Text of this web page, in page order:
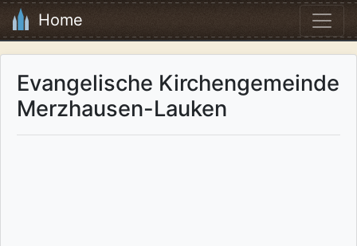
Home
Evangelische Kirchengemeinde
Merzhausen-Lauken